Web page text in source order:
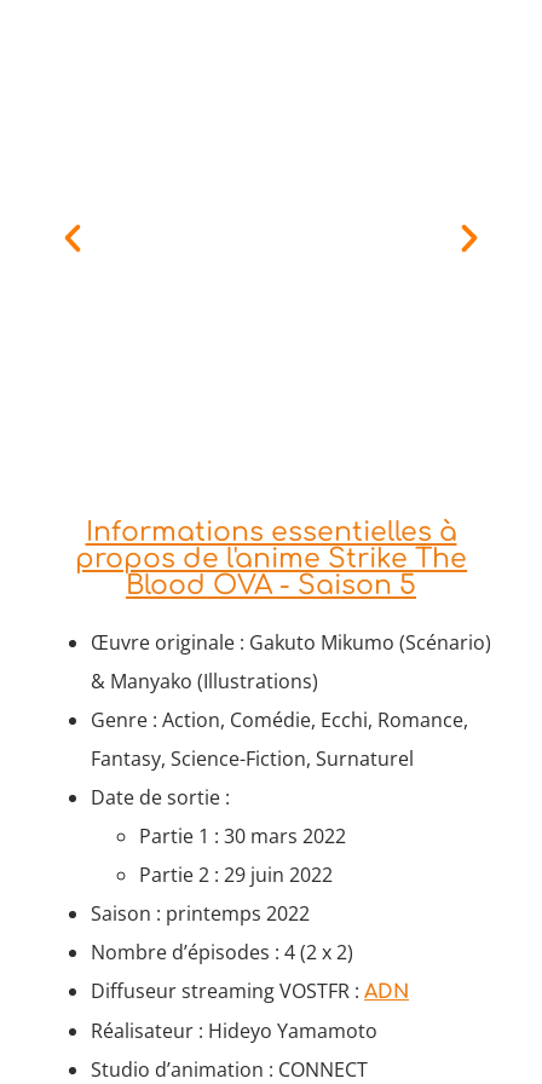
Informations essentielles à
propos de l'anime Strike The
Blood OVA - Saison 5
Œuvre originale : Gakuto Mikumo (Scénario)
& Manyako (Illustrations)
Genre : Action, Comédie, Ecchi, Romance,
Fantasy, Science-Fiction, Surnaturel
Date de sortie :
Partie 1 : 30 mars 2022
Partie 2 : 29 juin 2022
Saison : printemps 2022
Nombre d’épisodes : 4 (2 x 2)
Diffuseur streaming VOSTFR : ADN
Réalisateur : Hideyo Yamamoto
Studio d’animation : CONNECT